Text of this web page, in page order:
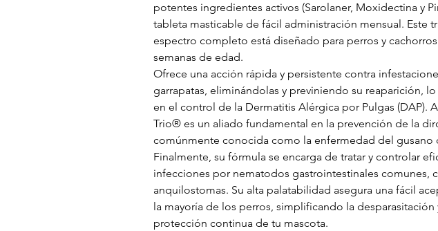
potentes ingredientes activos (Sarolaner, Moxidectina y
tableta masticable de fácil administración mensual. Este
espectro completo está diseñado para perros y
semanas de edad.
Ofrece una acción rápida y persistente contra
garrapatas, eliminándolas y previniendo su reaparición, lo
en el control de la Dermatitis Alérgica por Pulgas (DAP).
Trio® es un aliado fundamental en la prevención de la
comúnmente conocida como la enfermedad del gusano
Finalmente, su fórmula se encarga de tratar y controlar
infecciones por nematodos gastrointestinales comunes,
anquilostomas. Su alta palatabilidad asegura una fácil
la mayoría de los perros, simplificando la desparasitación
protección continua de tu mascota.